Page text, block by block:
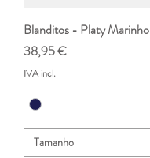
Blanditos - Platy Marinho
Preço
38,95 €
IVA incl.